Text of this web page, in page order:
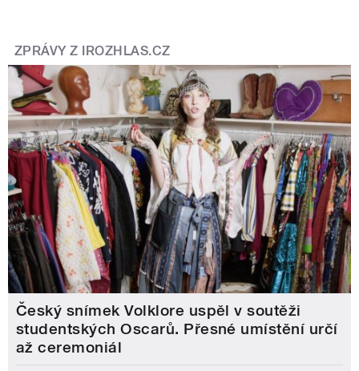
ZPRÁVY Z IROZHLAS.CZ
Český snímek Volklore uspěl v soutěži
studentských Oscarů. Přesné umístění určí
až ceremoniál